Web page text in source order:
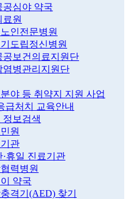
공심야 약국
료원
인전문병원
도립정신병원
공보건의료지원단
염병관리지원단
야 등 취약지 지원 사업
급처치 교육안내
정보검색
원
관
·휴일 진료기관
력병원
약국
격기(AED) 찾기